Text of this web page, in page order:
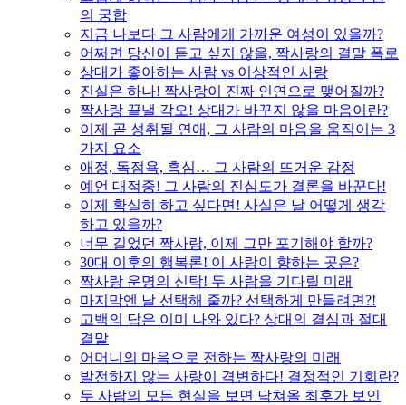
의 궁합
지금 나보다 그 사람에게 가까운 여성이 있을까?
어쩌면 당신이 듣고 싶지 않을, 짝사랑의 결말 폭로
상대가 좋아하는 사람 vs 이상적인 사랑
진실은 하나! 짝사랑이 진짜 인연으로 맺어질까?
짝사랑 끝낼 각오! 상대가 바꾸지 않을 마음이란?
이제 곧 성취될 연애, 그 사람의 마음을 움직이는 3
가지 요소
애정, 독점욕, 흑심… 그 사람의 뜨거운 감정
예언 대적중! 그 사람의 진심도가 결론을 바꾼다!
이제 확실히 하고 싶다면! 사실은 날 어떻게 생각
하고 있을까?
너무 길었던 짝사랑, 이제 그만 포기해야 할까?
30대 이후의 행복론! 이 사랑이 향하는 곳은?
짝사랑 운명의 신탁! 두 사람을 기다릴 미래
마지막엔 날 선택해 줄까? 선택하게 만들려면?!
고백의 답은 이미 나와 있다? 상대의 결심과 절대
결말
어머니의 마음으로 전하는 짝사랑의 미래
발전하지 않는 사랑이 격변하다! 결정적인 기회란?
두 사람의 모든 현실을 보면 닥쳐올 최후가 보인